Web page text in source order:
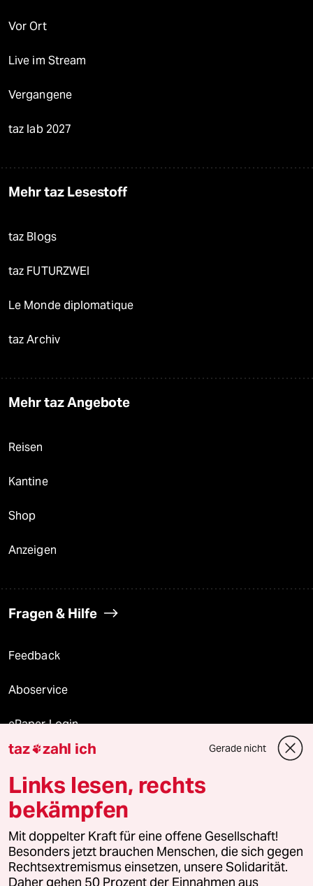
Vor Ort
Live im Stream
Vergangene
taz lab 2027
Mehr taz Lesestoff
taz Blogs
taz FUTURZWEI
Le Monde diplomatique
taz Archiv
Mehr taz Angebote
Reisen
Kantine
Shop
Anzeigen
Fragen & Hilfe
Feedback
Aboservice
ePaper Login
Downloads für Abonnierende
© 2026 taz Verlags und Vertriebs GmbH
Alle Rechte vorbehalten. Bei rechtlichen Fragen oder für Genehmigungen
wenden Sie sich bitte an
lizenzen@taz.de
taz zahl ich Gerade nicht
Links lesen, rechts
bekämpfen
Mit doppelter Kraft für eine offene Gesellschaft!
Besonders jetzt brauchen Menschen, die sich gegen
Rechtsextremismus einsetzen, unsere Solidarität.
Daher gehen 50 Prozent der Einnahmen aus